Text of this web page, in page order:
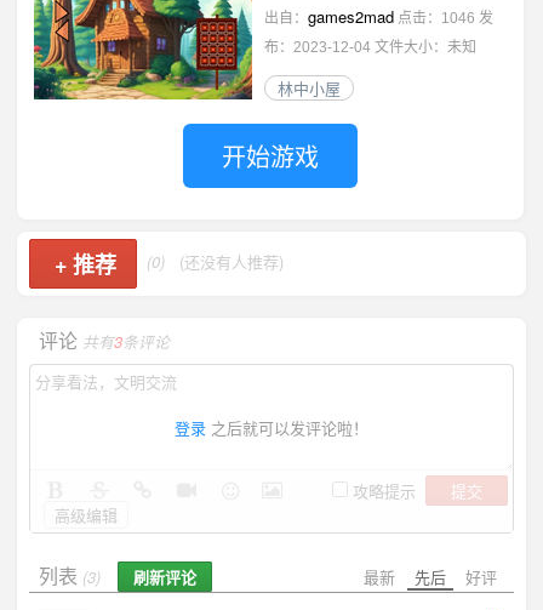
出自： games2mad 点击：1046 发
布：2023-12-04 文件大小：未知
林中小屋
开始游戏
+推荐 (0) (还没有人推荐)
评论 共有3条评论
登录 之后就可以发评论啦！
攻略提示
提交
高级编辑
最新 先后 好评
列表 (3) 刷新评论